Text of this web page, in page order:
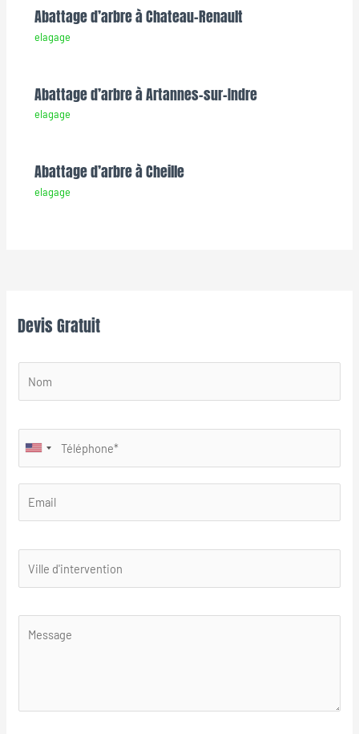
Abattage d’arbre à Chateau-Renault
elagage
Abattage d’arbre à Artannes-sur-Indre
elagage
Abattage d’arbre à Cheille
elagage
Devis Gratuit